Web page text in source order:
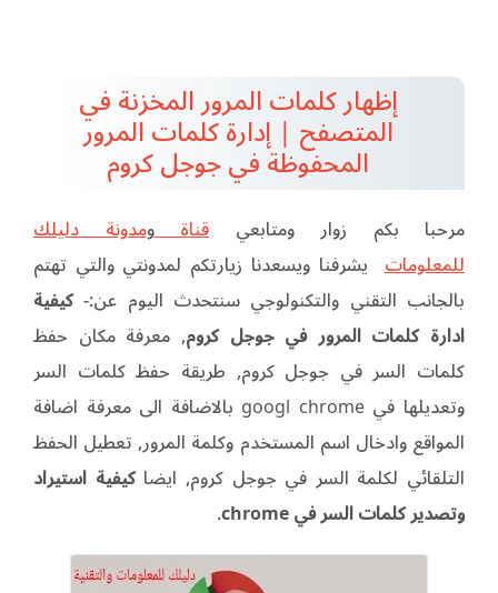
إظهار كلمات المرور المخزنة في
المتصفح | إدارة كلمات المرور
المحفوظة في جوجل كروم
مرحبا بكم زوار ومتابعي قناةومدونة دليلك
للمعلومات يشرفنا ويسعدنا زيارتكم لمدونتي والتي تهتم
بالجانب التقني والتكنولوجي سنتحدث اليوم عن:-كيفية
ادارة كلمات المرور في جوجل كروم, معرفة مكان حفظ
كلمات السر في جوجل كروم, طريقة حفظ كلمات السر
وتعديلها في googl chrome بالاضافة الى معرفة اضافة
المواقع وادخال اسم المستخدم وكلمة المرور, تعطيل الحفظ
التلقائي لكلمة السر في جوجل كروم, ايضاكيفية استيراد
وتصدير كلمات السر في chrome
.